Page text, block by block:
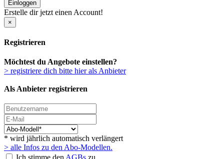
Einloggen
Erstelle dir jetzt einen Account!
×
Registrieren
Möchtest du Angebote einstellen?
> registriere dich bitte hier als Anbieter
Als Anbieter registrieren
* wird jährlich automatisch verlängert
> alle Infos zu den Abo-Modellen.